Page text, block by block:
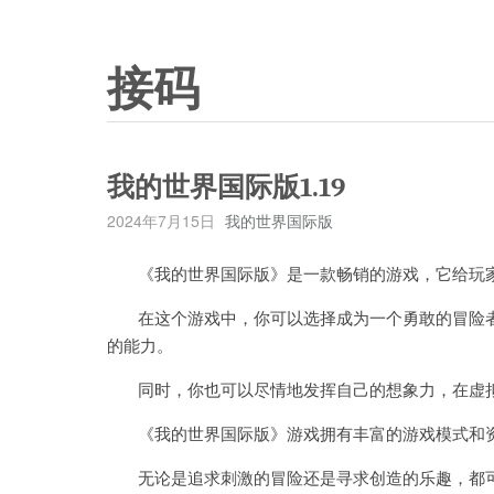
接码
我的世界国际版1.19
2024年7月15日 我的世界国际版
《我的世界国际版》是一款畅销的游戏，它给玩
在这个游戏中，你可以选择成为一个勇敢的冒险
的能力。
同时，你也可以尽情地发挥自己的想象力，在虚
《我的世界国际版》游戏拥有丰富的游戏模式和
无论是追求刺激的冒险还是寻求创造的乐趣，都